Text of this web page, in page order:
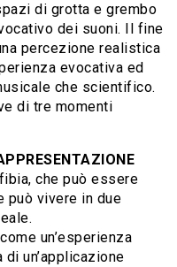
di grotta e grembo
dei suoni. Il fine
percezione realistica
evocativa ed
che scientifico.
di tre momenti
che può essere
può vivere in due
un’esperienza
un’applicazione